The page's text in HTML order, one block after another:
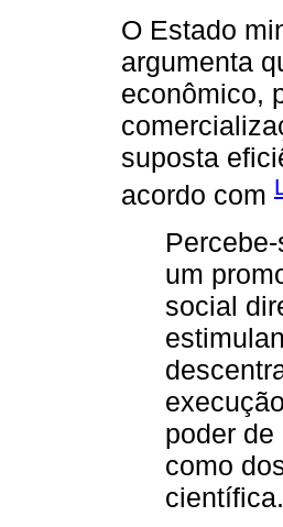
O Estado
argumenta
econômico,
suposta
acordo com
um
social
poder
como
científica.